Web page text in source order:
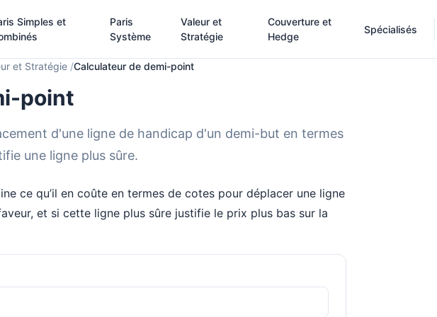
Simples et
Paris
Système
Valeur et
Stratégie
Couverture et
Hedge
Spécialisés
et Stratégie Calculateur de demi-point
point
d'une ligne de handicap d'un demi-but en termes
une ligne plus sûre.
ce qu’il en coûte en termes de cotes pour déplacer une ligne
et si cette ligne plus sûre justifie le prix plus bas sur la